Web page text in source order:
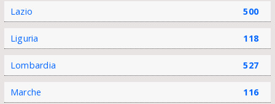
Lazio 500
Liguria 118
Lombardia 527
Marche 116